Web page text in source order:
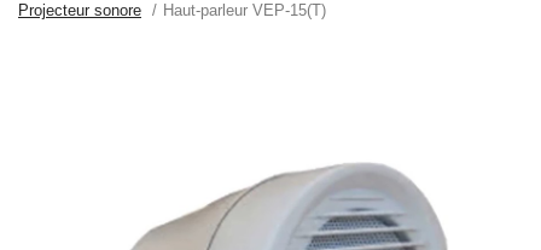
Projecteur sonore
Haut-parleur VEP-15(T)